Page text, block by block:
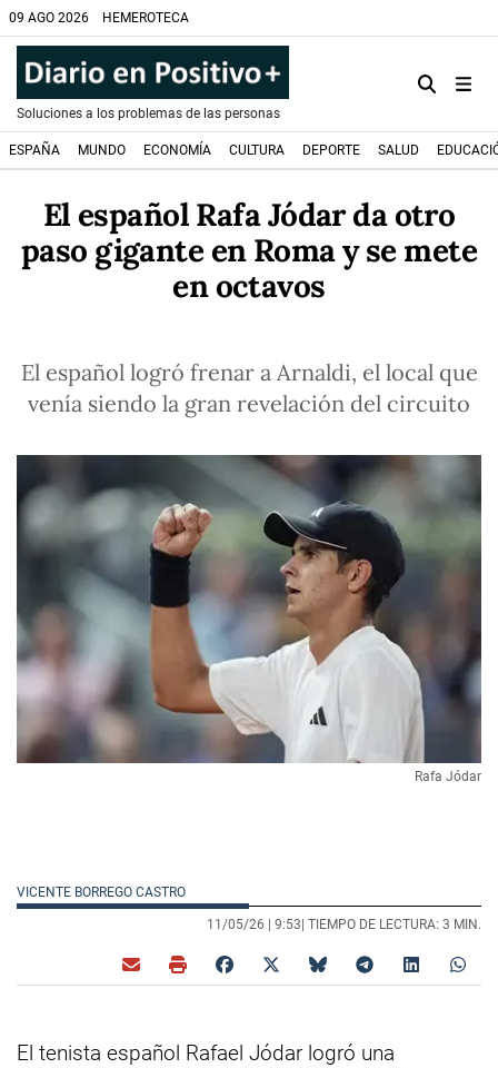
09 AGO 2026 HEMEROTECA
Soluciones a los problemas de las personas
ESPAÑA MUNDO ECONOMÍA CULTURA DEPORTE SALUD
El español Rafa Jódar da otro
paso gigante en Roma y se mete
en octavos
El español logró frenar a Arnaldi, el local que
venía siendo la gran revelación del circuito
Rafa Jódar
VICENTE BORREGO CASTRO
11/05/26 | 9:53 | TIEMPO DE LECTURA: 3 MIN.
El tenista español Rafael Jódar logró una